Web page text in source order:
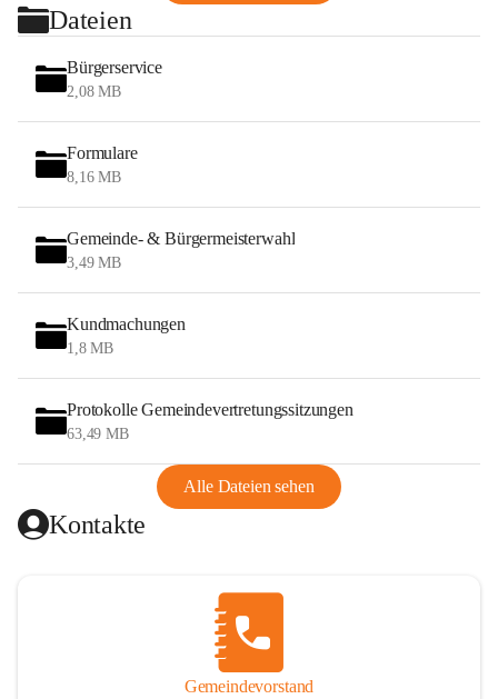
Dateien
Bürgerservice
2,08 MB
Formulare
8,16 MB
Gemeinde- & Bürgermeisterwahl
3,49 MB
Kundmachungen
1,8 MB
Protokolle Gemeindevertretungssitzungen
63,49 MB
Alle Dateien sehen
Kontakte
Gemeindevorstand